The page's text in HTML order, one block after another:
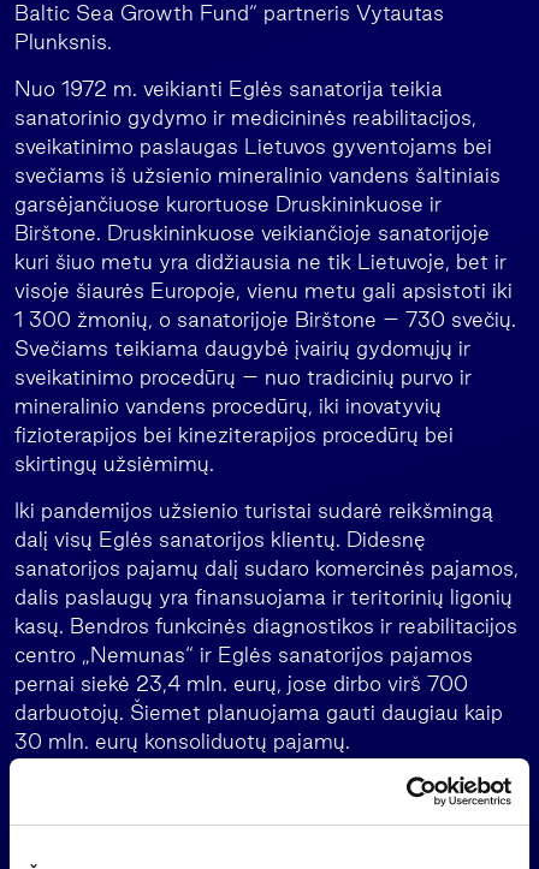
Baltic Sea Growth Fund“ partneris Vytautas
Plunksnis.
Nuo 1972 m. veikianti Eglės sanatorija teikia
sanatorinio gydymo ir medicininės reabilitacijos,
sveikatinimo paslaugas Lietuvos gyventojams bei
svečiams iš užsienio mineralinio vandens šaltiniais
garsėjančiuose kurortuose Druskininkuose ir
Birštone. Druskininkuose veikiančioje sanatorijoje
kuri šiuo metu yra didžiausia ne tik Lietuvoje, bet ir
visoje šiaurės Europoje, vienu metu gali apsistoti iki
1 300 žmonių, o sanatorijoje Birštone – 730 svečių.
Svečiams teikiama daugybė įvairių gydomųjų ir
sveikatinimo procedūrų – nuo tradicinių purvo ir
mineralinio vandens procedūrų, iki inovatyvių
fizioterapijos bei kineziterapijos procedūrų bei
skirtingų užsiėmimų.
Iki pandemijos užsienio turistai sudarė reikšmingą
dalį visų Eglės sanatorijos klientų. Didesnę
sanatorijos pajamų dalį sudaro komercinės pajamos,
dalis paslaugų yra finansuojama ir teritorinių ligonių
kasų. Bendros funkcinės diagnostikos ir reabilitacijos
centro „Nemunas“ ir Eglės sanatorijos pajamos
pernai siekė 23,4 mln. eurų, jose dirbo virš 700
darbuotojų. Šiemet planuojama gauti daugiau kaip
30 mln. eurų konsoliduotų pajamų.
Artimiausiu metu numatoma investuoti į pastatų